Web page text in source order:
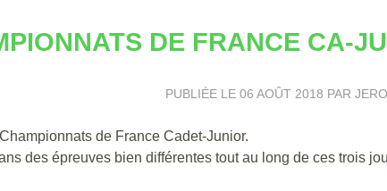
DE FRANCE CA-
PUBLIÉE LE 06 AOÛT 2018 PAR
de France Cadet-Junior.
des épreuves bien différentes tout au long de ces trois